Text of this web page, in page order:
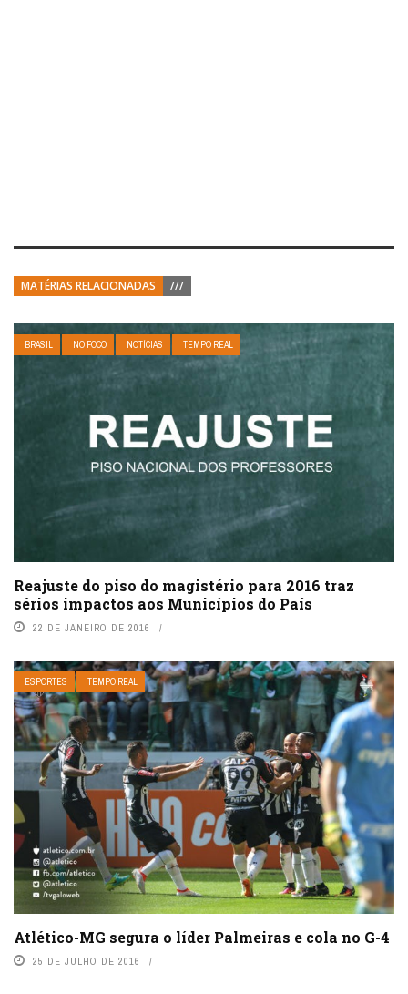
MATÉRIAS RELACIONADAS ///
BRASIL NO FOCO NOTÍCIAS TEMPO REAL
Reajuste do piso do magistério para 2016 traz
sérios impactos aos Municípios do País
22 DE JANEIRO DE 2016
ESPORTES TEMPO REAL
Atlético-MG segura o líder Palmeiras e cola no G-4
25 DE JULHO DE 2016